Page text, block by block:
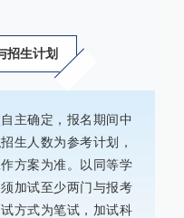
招生计划
主确定，报名期间中
生人数为参考计划，
方案为准。以同等学
加试至少两门与报考
方式为笔试，加试科